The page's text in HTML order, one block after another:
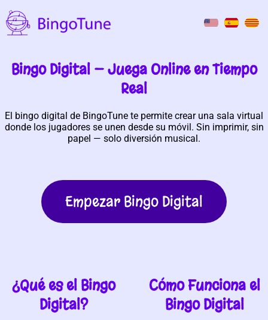
Bingo Digital — Juega Online en Tiempo
Real
El bingo digital de BingoTune te permite crear una sala virtual
donde los jugadores se unen desde su móvil. Sin imprimir, sin
papel — solo diversión musical.
Empezar Bingo Digital
¿Qué es el Bingo
Digital?
Cómo Funciona el
Bingo Digital